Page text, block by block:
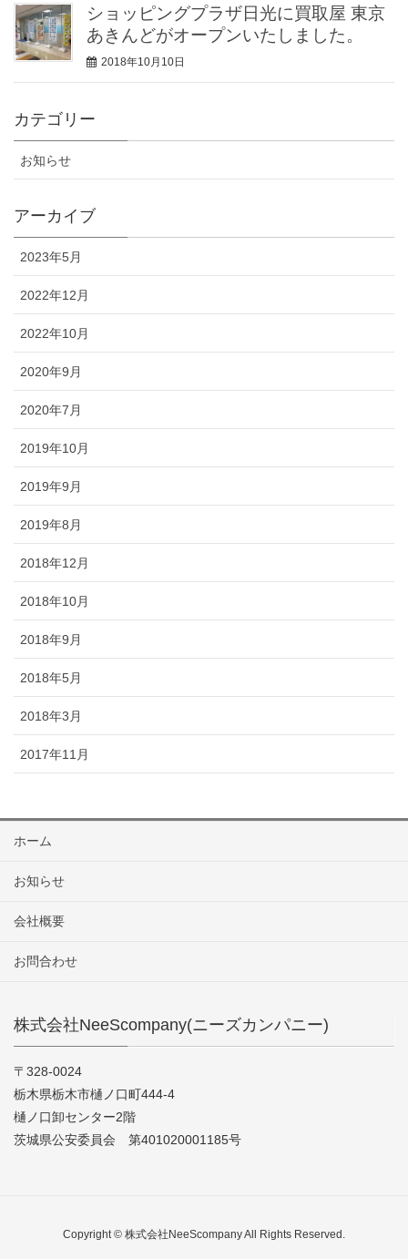
ショッピングプラザ日光に買取屋 東京
あきんどがオープンいたしました。
2018年10月10日
カテゴリー
お知らせ
アーカイブ
2023年5月
2022年12月
2022年10月
2020年9月
2020年7月
2019年10月
2019年9月
2019年8月
2018年12月
2018年10月
2018年9月
2018年5月
2018年3月
2017年11月
ホーム
お知らせ
会社概要
お問合わせ
株式会社NeeScompany(ニーズカンパニー)
〒328-0024
栃木県栃木市樋ノ口町444-4
樋ノ口卸センター2階
茨城県公安委員会 第401020001185号
Copyright © 株式会社NeeScompany All Rights Reserved.